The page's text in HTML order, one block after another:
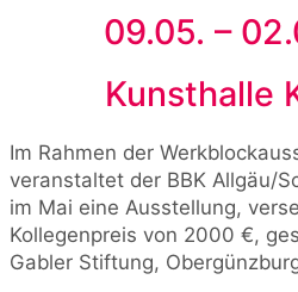
09.05. –
Kunsthalle
Im Rahmen der
veranstaltet der BBK Allgäu/
im Mai eine Ausstellung,
Kollegenpreis von 2000 €,
Gabler Stiftung,